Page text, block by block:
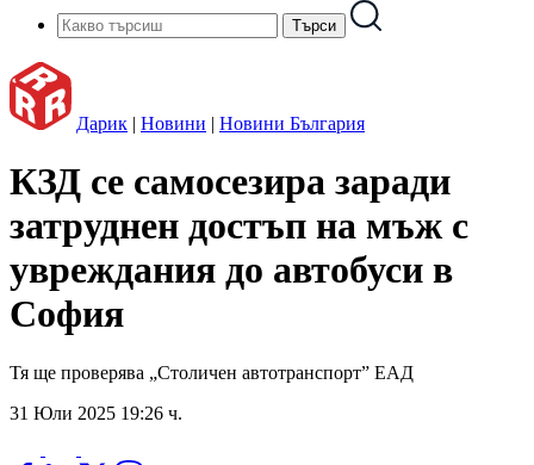
Дарик | Новини | Новини България
КЗД се самосезира заради
затруднен достъп на мъж с
увреждания до автобуси в
София
Тя ще проверява „Столичен автотранспорт” ЕАД
31 Юли 2025 19:26 ч.